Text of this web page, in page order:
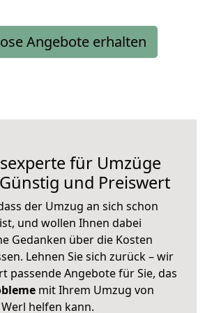
Angebote erhalten
für Umzüge
Günstig und Preiswert
der Umzug an sich schon
und wollen Ihnen dabei
Gedanken über die Kosten
Lehnen Sie sich zurück – wir
passende Angebote für Sie, das
mit Ihrem Umzug von
helfen kann.